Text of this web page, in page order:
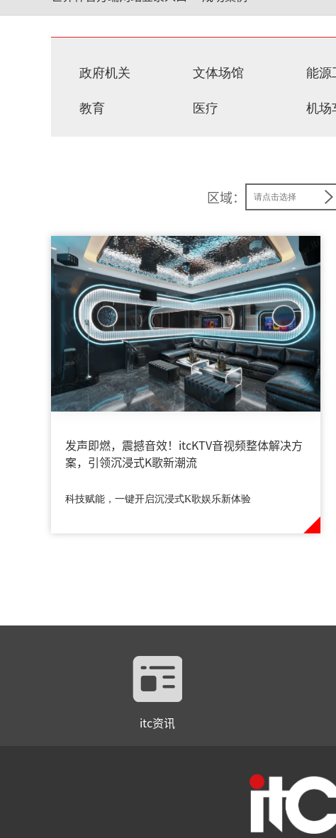
政府机关 文体场馆 能源
教育 医疗 机场
区域：
发声即燃，震撼音效！itcKTV音视频整体解决方
案，引领沉浸式K歌新潮流
科技赋能，一键开启沉浸式K歌娱乐新体验
itc资讯